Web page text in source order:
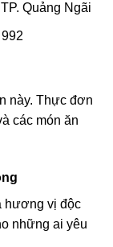
Quảng Ngãi
này. Thực đơn
các món ăn
hương vị độc
những ai yêu